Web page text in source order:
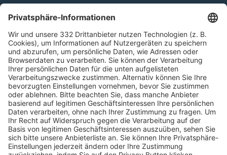
Kontakt
HÄUFIG BESUCHTE SEITEN
Pässe und Vereinswechsel
Trainerausbildung
Schulungsangebot Vereinsmitarbeiter
BFV-Geschäftsstellen
Trainerbörse
Login SpielPlus